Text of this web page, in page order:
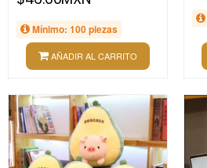
Mínimo: 100 piezas
AÑADIR AL CARRITO